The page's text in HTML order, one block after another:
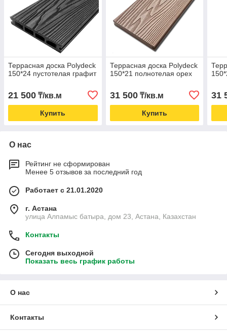
Террасная доска Polydeck
150*24 пустотелая графит
21 500 ₸/кв.м
Купить
Террасная доска Polydeck
150*21 полнотелая орех
31 500₸/кв.м
Купить
31
О нас
Рейтинг не сформирован
Менее 5 отзывов за последний год
Работает с 21.01.2020
г. Астана
улица Алпамыс батыра, дом 23, Астана, Казахстан
Контакты
Сегодня выходной
Показать весь график работы
О нас
Контакты